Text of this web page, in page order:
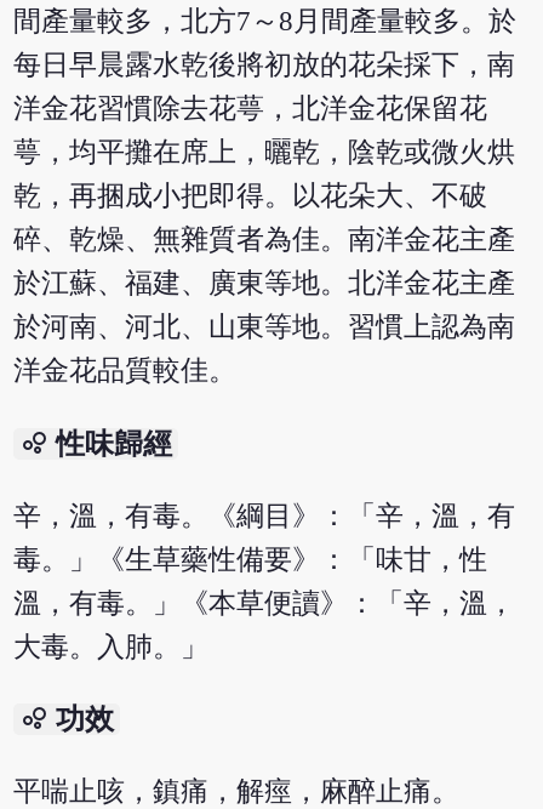
間產量較多，北方7～8月間產量較多。於
每日早晨露水乾後將初放的花朵採下，南
洋金花習慣除去花萼，北洋金花保留花
萼，均平攤在席上，曬乾，陰乾或微火烘
乾，再捆成小把即得。以花朵大、不破
碎、乾燥、無雜質者為佳。南洋金花主產
於江蘇、福建、廣東等地。北洋金花主產
於河南、河北、山東等地。習慣上認為南
洋金花品質較佳。
bubble_chart 性味歸經
辛，溫，有毒。《綱目》：「辛，溫，有
毒。」《生草藥性備要》：「味甘，性
溫，有毒。」《本草便讀》：「辛，溫，
大毒。入肺。」
bubble_chart 功效
平喘止咳，鎮痛，解痙，麻醉止痛。